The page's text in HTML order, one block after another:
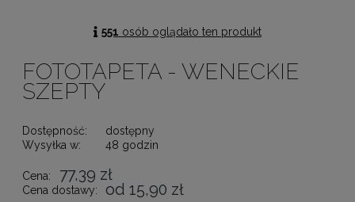
551 osób oglądało ten produkt
FOTOTAPETA - WENECKIE
SZEPTY
Dostępność:
dostępny
Wysyłka w:
48 godzin
Cena: 77,39 zł
Cena dostawy: od 15,90 zł